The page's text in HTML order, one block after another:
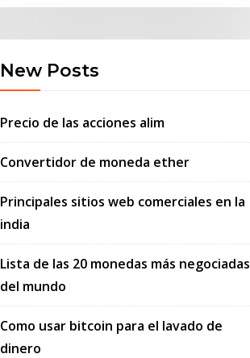
New Posts
Precio de las acciones alim
Convertidor de moneda ether
Principales sitios web comerciales en la
india
Lista de las 20 monedas más negociadas
del mundo
Como usar bitcoin para el lavado de
dinero